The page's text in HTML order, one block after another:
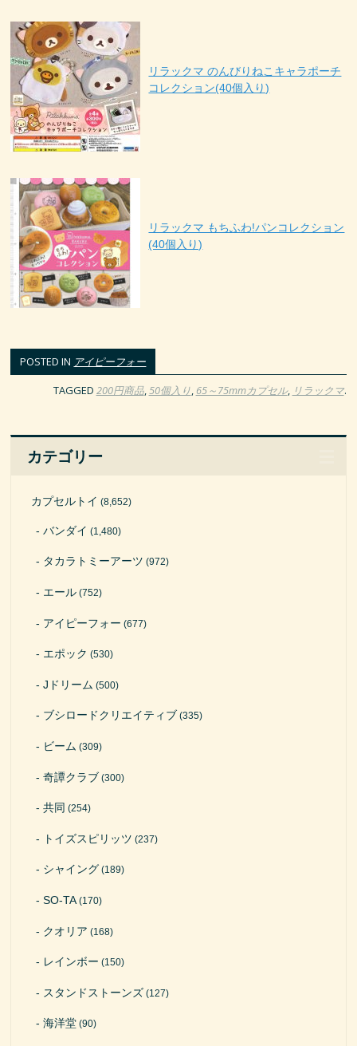
リラックマ のんびりねこキャラポーチ
コレクション(40個入り)
リラックマ もちふわ!パンコレクション
(40個入り)
POSTED IN アイピーフォー
TAGGED 200円商品,50個入り, 65～75mmカプセル, リラックマ.
カテゴリー
カプセルトイ (8,652)
バンダイ (1,480)
タカラトミーアーツ (972)
エール (752)
アイピーフォー (677)
エポック (530)
Jドリーム (500)
ブシロードクリエイティブ (335)
ビーム (309)
奇譚クラブ (300)
共同 (254)
トイズスピリッツ (237)
シャイング (189)
SO-TA(170)
クオリア (168)
レインボー (150)
スタンドストーンズ (127)
海洋堂 (90)